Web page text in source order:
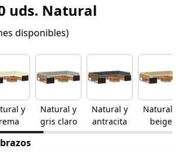
uds. Natural
disponibles)
y
Natural y
gris claro
Natural y
antracita
Natural y
beige